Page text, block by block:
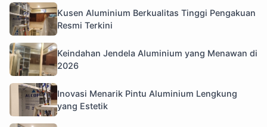
Kusen Aluminium Berkualitas Tinggi Pengakuan
Resmi Terkini
Keindahan Jendela Aluminium yang Menawan di
2026
Inovasi Menarik Pintu Aluminium Lengkung
yang Estetik